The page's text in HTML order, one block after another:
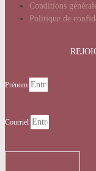
Conditions
Politique de
Prénom
Courriel